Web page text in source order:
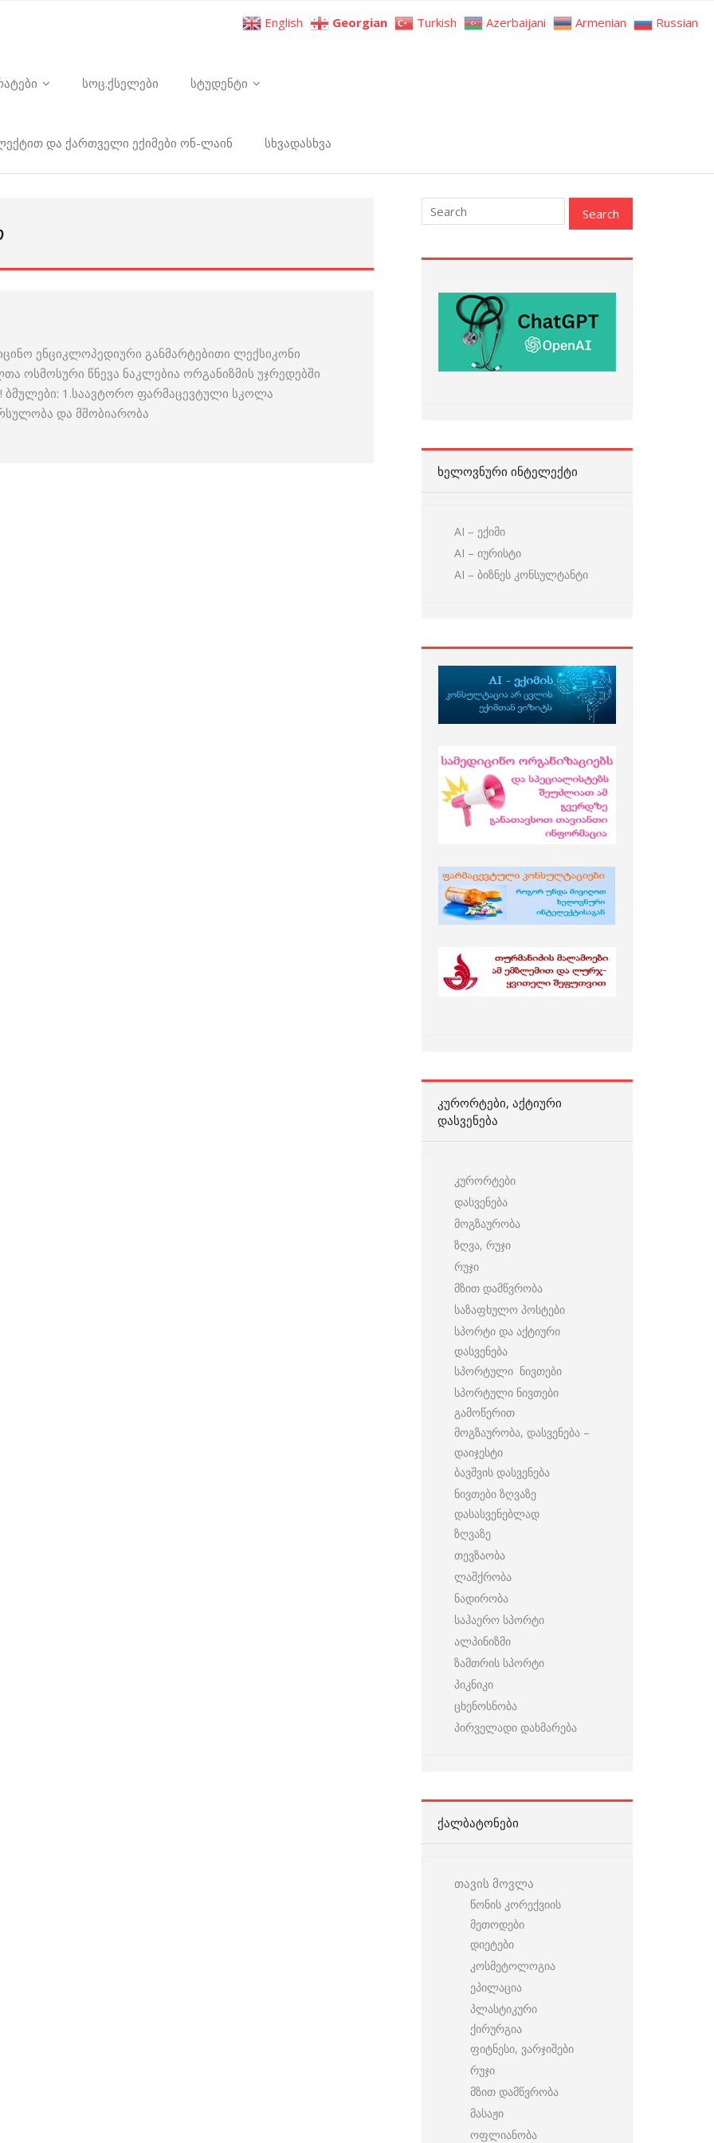
სოც.ქსელები სტუდენტი
და ქართველი ექიმები ონ-ლაინ სხვადასხვა
ენციკლოპედიური განმარტებითი ლექსიკონი
ოსმოსური წნევა ნაკლებია ორგანიზმის უჯრედებში
1.საავტორო ფარმაცევტული სკოლა
და მშობიარობა
ᲮᲔᲚᲝᲕᲜᲣᲠᲘ ᲘᲜᲢᲔᲚᲔᲥᲢᲘ
AI – ექიმი
AI – იურისტი
AI – ბიზნეს კონსულტანტი
ᲙᲣᲠᲝᲠᲢᲔᲑᲘ, ᲐᲥᲢᲘᲣᲠᲘ
ᲓᲐᲡᲕᲔᲜᲔᲑᲐ
კურორტები
დასვენება
მოგზაურობა
ზღვა, რუჯი
რუჯი
მზით დამწვრობა
საზაფხულო პოსტები
სპორტი და აქტიური
დასვენება
სპორტული ნივთები
სპორტული ნივთები
გამოწერით
მოგზაურობა, დასვენება –
დაიჯესტი
ბავშვის დასვენება
ნივთები ზღვაზე
დასასვენებლად
ზღვაზე
თევზაობა
ლაშქრობა
ნადირობა
საჰაერო სპორტი
ალპინიზმი
ზამთრის სპორტი
პიკნიკი
ცხენოსნობა
პირველადი დახმარება
ᲥᲐᲚᲑᲐᲢᲝᲜᲔᲑᲘ
თავის მოვლა
წონის კორექვიის
მეთოდები
დიეტები
კოსმეტოლოგია
ეპილაცია
პლასტიკური
ქირურგია
ფიტნესი, ვარჯიშები
რუჯი
მზით დამწვრობა
მასაჟი
ოფლიანობა
English Georgian Turkish Azerbaijani Armenian Russian